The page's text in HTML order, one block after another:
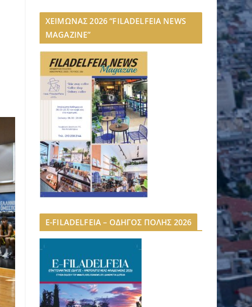
ΧΕΙΜΩΝΑΣ 2026 “FILADELFEIA NEWS
MAGAZINE”
E-FILADELFEIA – ΟΔΗΓΟΣ ΠΟΛΗΣ 2026